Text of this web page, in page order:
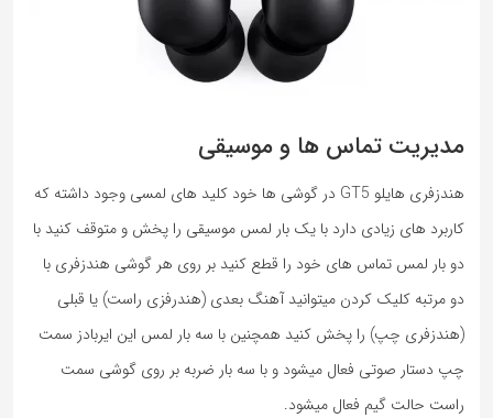
مدیریت تماس ها و موسیقی
هندزفری هایلو GT5 در گوشی ها خود کلید های لمسی وجود داشته که
کاربرد های زیادی دارد با یک بار لمس موسیقی را پخش و متوقف کنید با
دو بار لمس تماس های خود را قطع کنید بر روی هر گوشی هندزفری با
دو مرتبه کلیک کردن میتوانید آهنگ بعدی (هندرفزی راست) یا قبلی
(هندزفری چپ) را پخش کنید همچنین با سه بار لمس این ایربادز سمت
چپ دستار صوتی فعال میشود و با سه بار ضربه بر روی گوشی سمت
راست حالت گیم فعال میشود.